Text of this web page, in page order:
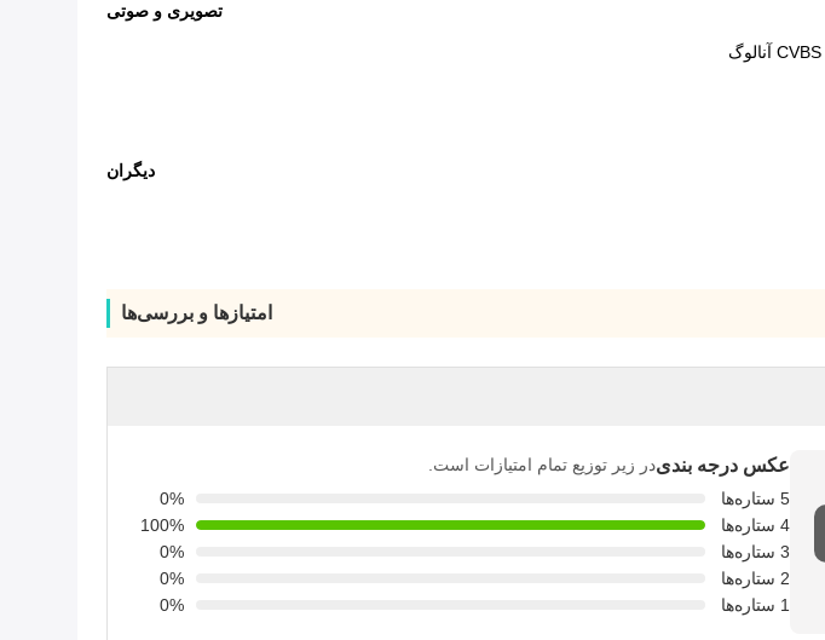
تصویری و صوتی
دیگران
امتیازها و بررسی‌ها
عکس درجه بندیدر زیر توزیع تمام امتیازات است.
5 ستاره‌ها
0%
4 ستاره‌ها
100%
3 ستاره‌ها
0%
2 ستاره‌ها
0%
1 ستاره‌ها
0%